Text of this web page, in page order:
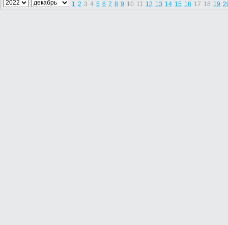
1 2 3 4 5 6 7 8 9 10 11 12 13 14 15 16 17 18 19